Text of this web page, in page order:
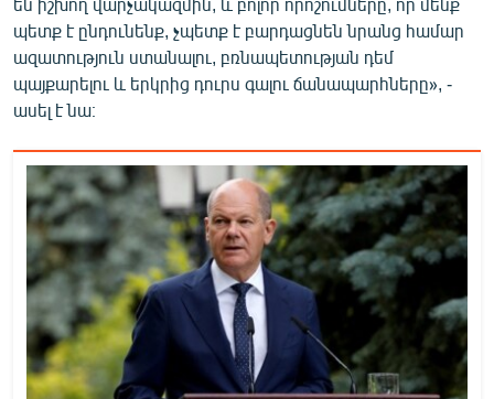
պետք է ընդունենք, չպետք է բարդացնեն նրանց համար
ազատություն ստանալու, բռնապետության դեմ
պայքարելու և երկրից դուրս գալու ճանապարհները», -
ասել է նա։